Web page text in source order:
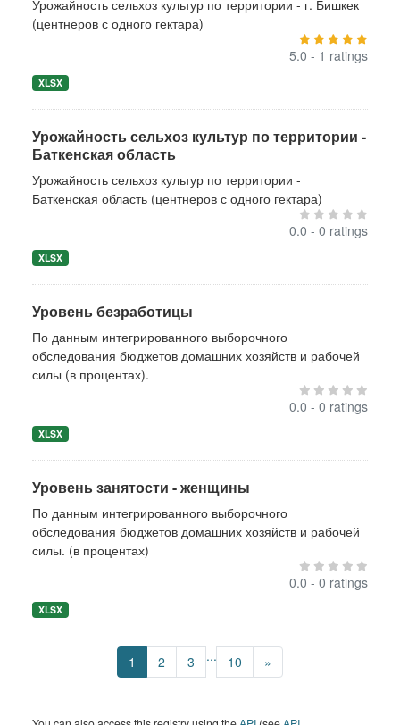
Урожайность сельхоз культур по территории - г. Бишкек
(центнеров с одного гектара)
5.0 - 1 ratings
XLSX
Урожайность сельхоз культур по территории -
Баткенская область
Урожайность сельхоз культур по территории -
Баткенская область (центнеров с одного гектара)
0.0 - 0 ratings
XLSX
Уровень безработицы
По данным интегрированного выборочного
обследования бюджетов домашних хозяйств и рабочей
силы (в процентах).
0.0 - 0 ratings
XLSX
Уровень занятости - женщины
По данным интегрированного выборочного
обследования бюджетов домашних хозяйств и рабочей
силы. (в процентах)
0.0 - 0 ratings
XLSX
1 2 3 ... 10 »